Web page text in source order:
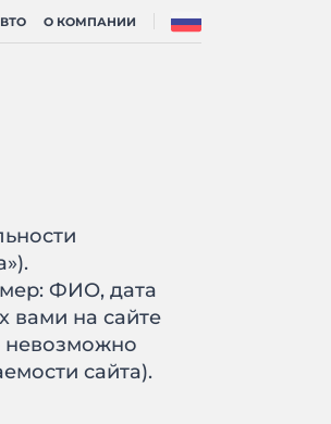
О КОМПАНИИ
ФИО, дата
вами на сайте
невозможно
сайта).